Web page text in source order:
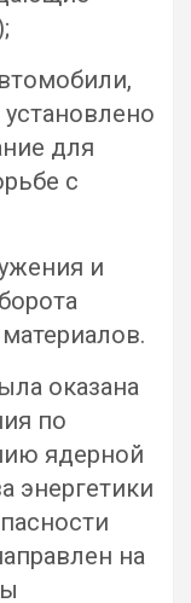
для
с
и
оказана
по
ядерной
энергетики
на